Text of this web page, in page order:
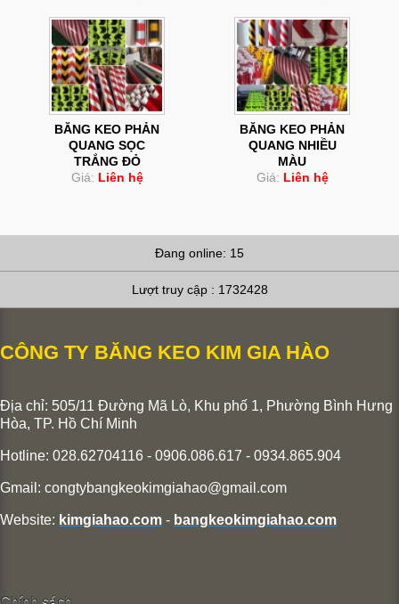
BĂNG KEO PHẢN
QUANG SỌC
TRẮNG ĐỎ
Giá: Liên hệ
BĂNG KEO PHẢN
QUANG NHIỀU
MÀU
Giá: Liên hệ
Đang online: 15
Lượt truy cập : 1732428
CÔNG TY BĂNG KEO KIM GIA HÀO
Địa chỉ: 505/11 Đường Mã Lò, Khu phố 1, Phường Bình Hưng
Hòa, TP. Hồ Chí Minh
Hotline: 028.62704116 - 0906.086.617 - 0934.865.904
Gmail: congtybangkeokimgiahao@gmail.com
Website: kimgiahao.com - bangkeokimgiahao.com